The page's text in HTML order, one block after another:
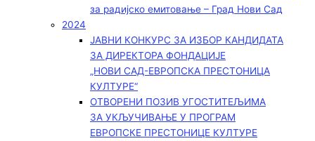
за радијско емитовање – Град Нови Сад
2024
ЈАВНИ КОНКУРС ЗА ИЗБОР КАНДИДАТА
ЗА ДИРЕКТОРА ФОНДАЦИЈЕ
„НОВИ САД-ЕВРОПСКА ПРЕСТОНИЦА
КУЛТУРЕ“
ОТВОРЕНИ ПОЗИВ УГОСТИТЕЉИМА
ЗА УКЉУЧИВАЊЕ У ПРОГРАМ
ЕВРОПСКЕ ПРЕСТОНИЦЕ КУЛТУРЕ